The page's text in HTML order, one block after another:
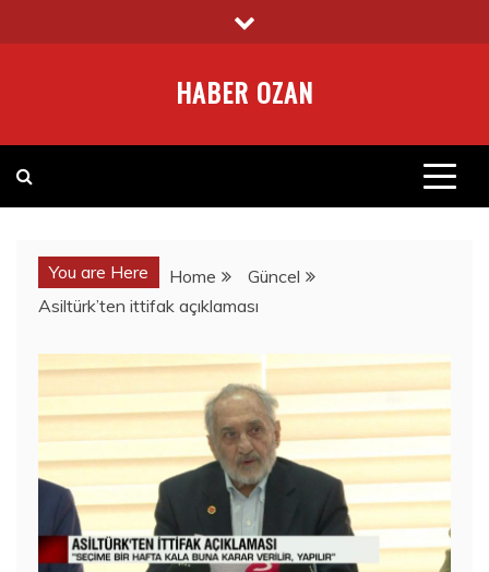
to
HABER OZAN
You are Here Home
Güncel
Asiltürk’ten ittifak açıklaması